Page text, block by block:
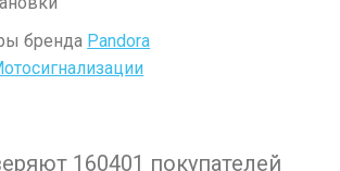
бренда Pandora
160401 покупателей